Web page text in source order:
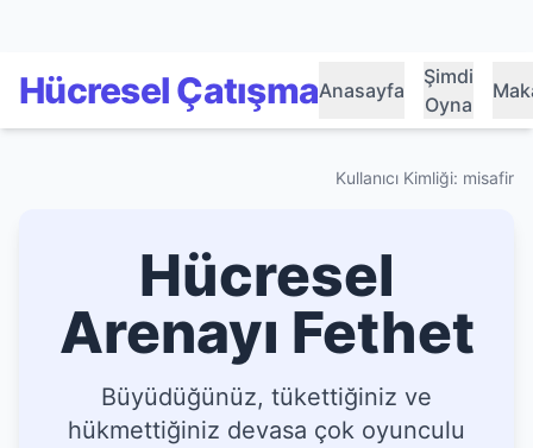
Hücresel ÇatışmaAnasayfa
Şimdi
Oyna
Kullanıcı Kimliği: misafir
Hücresel
Arenayı Fethet
Büyüdüğünüz, tükettiğiniz ve
hükmettiğiniz devasa çok oyunculu